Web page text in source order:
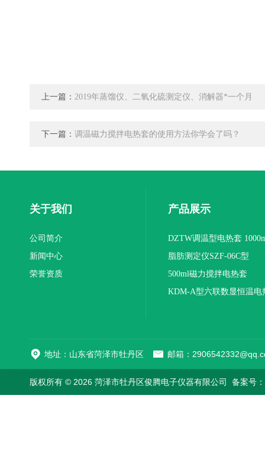
上一篇： 2019年蒸馏仪、二氧化硫测定仪、消解器*一个月
下一篇： 调温磁力搅拌电热套的使用方法你学会了吗？
关于我们
公司简介
新闻中心
荣誉资质
产品展示
DZTW调温型电热套
联
脂肪测定仪SZF-06C型
500ml磁力搅拌电热套
KDM-A型六联数显恒温电
地址：山东省菏泽市牡丹区 邮箱：
版权所有 © 2026 菏泽市牡丹区俊腾电子仪器有限公司 备案号